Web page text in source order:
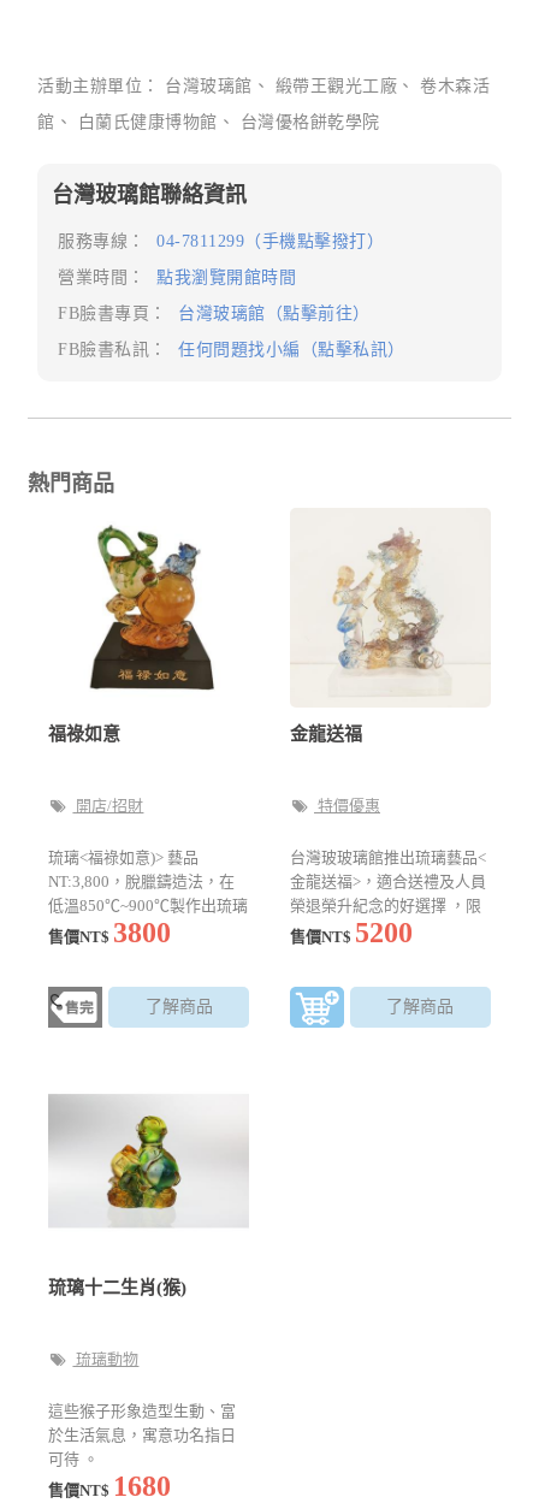
活動主辦單位： 台灣玻璃館、 緞帶王觀光工廠、 卷木森活
館、 白蘭氏健康博物館、 台灣優格餅乾學院
台灣玻璃館聯絡資訊
服務專線：
04-7811299（手機點擊撥打）
營業時間：
點我瀏覽開館時間
FB臉書專頁：
台灣玻璃館（點擊前往）
FB臉書私訊：
任何問題找小編（點擊私訊）
熱門商品
福祿如意
開店/招財
琉璃<福祿如意)> 藝品
NT:3,800，脫臘鑄造法，在
低溫850℃~900℃製作出琉璃
藝術品。琉璃工法精細，適
售價NT$ 3800
了解商品
金龍送福
特價優惠
台灣玻玻璃館推出琉璃藝品<
金龍送福>，適合送禮及人員
榮退榮升紀念的好選擇 ，限
時優惠$5200元
售價NT$ 5200
了解商品
琉璃十二生肖(猴)
琉璃動物
這些猴子形象造型生動、富
於生活氣息，寓意功名指日
可待 。
售價NT$ 1680